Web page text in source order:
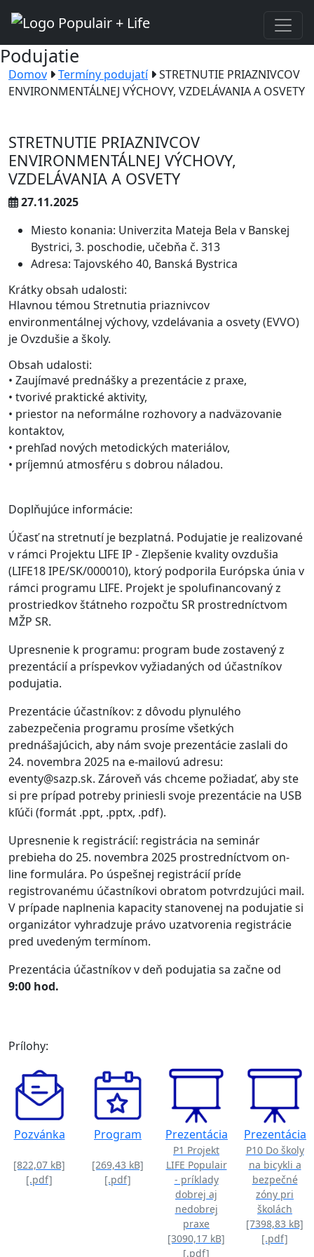
Podujatie
Domov Termíny podujatí
STRETNUTIE PRIAZNIVCOV
ENVIRONMENTÁLNEJ VÝCHOVY, VZDELÁVANIA A OSVETY
STRETNUTIE PRIAZNIVCOV
ENVIRONMENTÁLNEJ VÝCHOVY,
VZDELÁVANIA A OSVETY
27.11.2025
Miesto konania: Univerzita Mateja Bela v Banskej
Bystrici, 3. poschodie, učebňa č. 313
Adresa: Tajovského 40, Banská Bystrica
Krátky obsah udalosti:
Hlavnou témou Stretnutia priaznivcov
environmentálnej výchovy, vzdelávania a osvety (EVVO)
je Ovzdušie a školy.
Obsah udalosti:
• Zaujímavé prednášky a prezentácie z praxe,
• tvorivé praktické aktivity,
• priestor na neformálne rozhovory a nadväzovanie
kontaktov,
• prehľad nových metodických materiálov,
• príjemnú atmosféru s dobrou náladou.
Doplňujúce informácie:
Účasť na stretnutí je bezplatná. Podujatie je realizované
v rámci Projektu LIFE IP - Zlepšenie kvality ovzdušia
(LIFE18 IPE/SK/000010), ktorý podporila Európska únia v
rámci programu LIFE. Projekt je spolufinancovaný z
prostriedkov štátneho rozpočtu SR prostredníctvom
MŽP SR.
Upresnenie k programu: program bude zostavený z
prezentácií a príspevkov vyžiadaných od účastníkov
podujatia.
Prezentácie účastníkov: z dôvodu plynulého
zabezpečenia programu prosíme všetkých
prednášajúcich, aby nám svoje prezentácie zaslali do
24. novembra 2025 na e-mailovú adresu:
eventy@sazp.sk. Zároveň vás chceme požiadať, aby ste
si pre prípad potreby priniesli svoje prezentácie na USB
kľúči (formát .ppt, .pptx, .pdf).
Upresnenie k registrácií: registrácia na seminár
prebieha do 25. novembra 2025 prostredníctvom on-
line formulára. Po úspešnej registrácií príde
registrovanému účastníkovi obratom potvrdzujúci mail.
V prípade naplnenia kapacity stanovenej na podujatie si
organizátor vyhradzuje právo uzatvorenia registrácie
pred uvedeným termínom.
Prezentácia účastníkov v deň podujatia sa začne od
9:00 hod.
Prílohy:
Pozvánka
[822,07 kB]
[.pdf]
Program
[269,43 kB]
[.pdf]
Prezentácia
P1 Projekt
LIFE Populair
- príklady
dobrej aj
nedobrej
praxe
[3090,17 kB]
[.pdf]
Prezentácia
P10 Do školy
na bicykli a
bezpečné
zóny pri
školách
[7398,83 kB]
[.pdf]